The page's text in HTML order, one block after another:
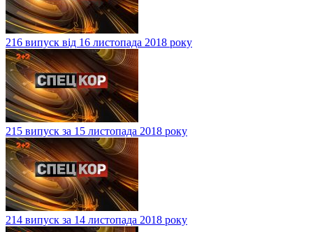
216 випуск від 16 листопада 2018 року
215 випуск за 15 листопада 2018 року
214 випуск за 14 листопада 2018 року